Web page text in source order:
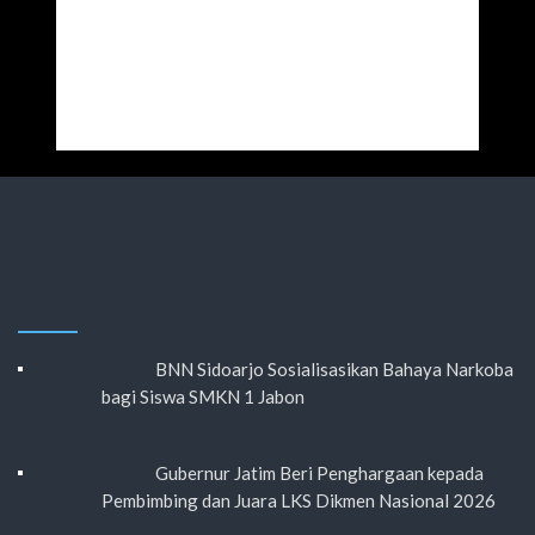
BNN Sidoarjo Sosialisasikan Bahaya Narkoba
bagi Siswa SMKN 1 Jabon
Gubernur Jatim Beri Penghargaan kepada
Pembimbing dan Juara LKS Dikmen Nasional 2026